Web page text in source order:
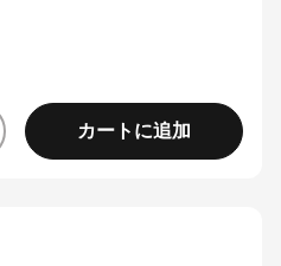
カートに追加